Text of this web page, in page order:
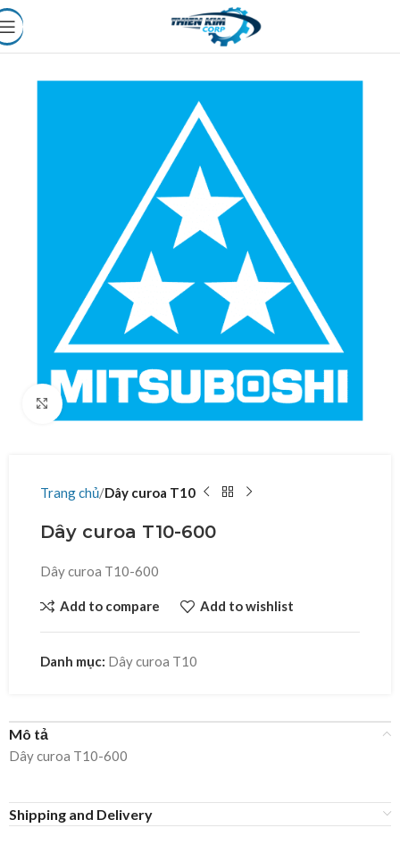
Click to enlarge
Trang chủ Dây curoa T10
Dây curoa T10-600
Dây curoa T10-600
Add to compare Add to wishlist
Danh mục: Dây curoa T10
Mô tả
Dây curoa T10-600
Shipping and Delivery